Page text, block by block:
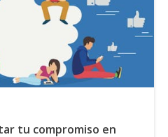
tu compromiso en